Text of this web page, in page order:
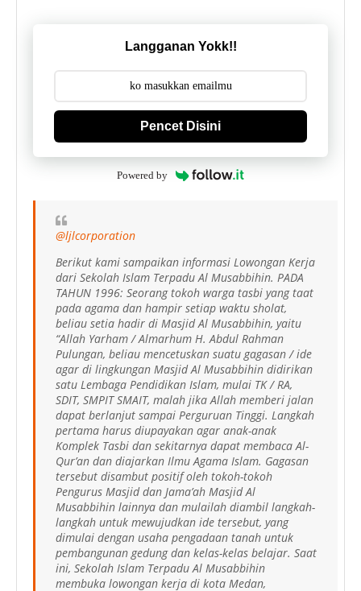
Langganan Yokk!!
Pencet Disini
Powered by
@ljlcorporation
Berikut kami sampaikan informasi Lowongan Kerja
dari Sekolah Islam Terpadu Al Musabbihin. PADA
TAHUN 1996: Seorang tokoh warga tasbi yang taat
pada agama dan hampir setiap waktu sholat,
beliau setia hadir di Masjid Al Musabbihin, yaitu
“Allah Yarham / Almarhum H. Abdul Rahman
Pulungan, beliau mencetuskan suatu gagasan / ide
agar di lingkungan Masjid Al Musabbihin didirikan
satu Lembaga Pendidikan Islam, mulai TK / RA,
SDIT, SMPIT SMAIT, malah jika Allah memberi jalan
dapat berlanjut sampai Perguruan Tinggi. Langkah
pertama harus diupayakan agar anak-anak
Komplek Tasbi dan sekitarnya dapat membaca Al-
Qur’an dan diajarkan Ilmu Agama Islam. Gagasan
tersebut disambut positif oleh tokoh-tokoh
Pengurus Masjid dan Jama’ah Masjid Al
Musabbihin lainnya dan mulailah diambil langkah-
langkah untuk mewujudkan ide tersebut, yang
dimulai dengan usaha pengadaan tanah untuk
pembangunan gedung dan kelas-kelas belajar. Saat
ini, Sekolah Islam Terpadu Al Musabbihin
membuka lowongan kerja di kota Medan,